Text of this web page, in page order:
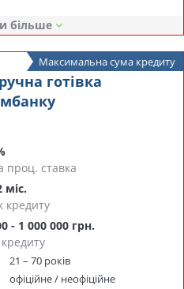
Максимальна сума кредиту
готівка
проц. ставка
міс.
кредиту
- 1 000 000 грн.
21 – 70 років
офіційне / неофіційне